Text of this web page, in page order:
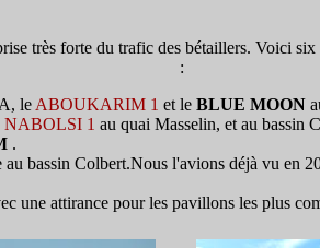
très forte du trafic des bétaillers. Voici
:
le ABOUKARIM 1 et le BLUE MOON
NABOLSI 1 au quai Masselin, et au bassin
.
bassin Colbert.Nous l'avions déjà vu en
une attirance pour les pavillons les plus